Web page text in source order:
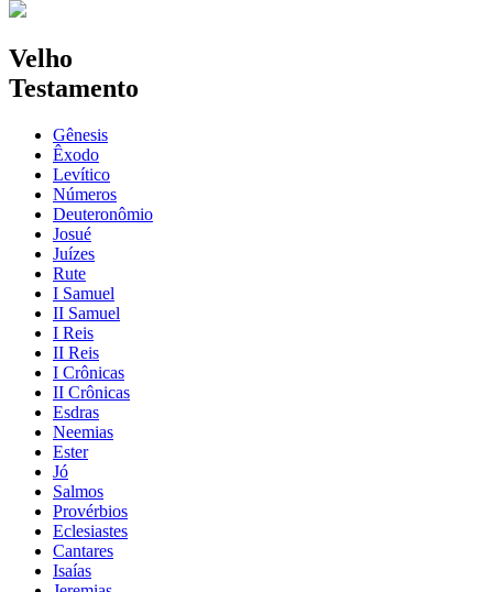
Velho
Testamento
Gênesis
Êxodo
Levítico
Números
Deuteronômio
Josué
Juízes
Rute
I Samuel
II Samuel
I Reis
II Reis
I Crônicas
II Crônicas
Esdras
Neemias
Ester
Jó
Salmos
Provérbios
Eclesiastes
Cantares
Isaías